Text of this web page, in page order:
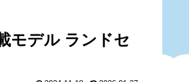
モデル ランドセ